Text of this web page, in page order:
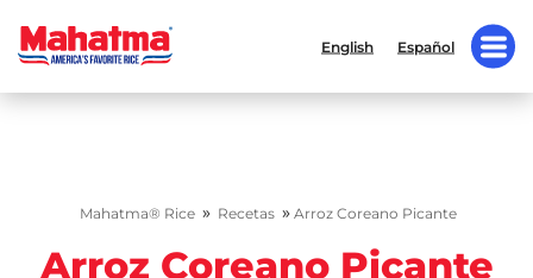
English Español
Mahatma® Rice » Recetas » Arroz Coreano Picante
Arroz Coreano Picante